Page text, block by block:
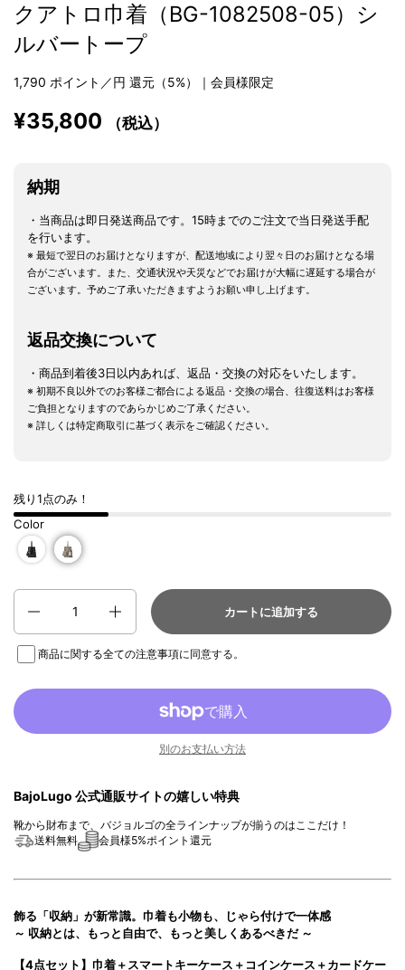
クアトロ巾着（BG-1082508-05）シ
ルバートープ
1,790 ポイント／円 還元（5%）｜会員様限定
¥35,800 （税込）
納期
・当商品は即日発送商品です。15時までのご注文で当日発送手配
を行います。
※ 最短で翌日のお届けとなりますが、配送地域により翌々日のお届けとなる場
合がございます。また、交通状況や天災などでお届けが大幅に遅延する場合が
ございます。予めご了承いただきますようお願い申し上げます。
返品交換について
・商品到着後3日以内あれば、返品・交換の対応をいたします。
※ 初期不良以外でのお客様ご都合による返品・交換の場合、往復送料はお客様
ご負担となりますのであらかじめご了承ください。
※ 詳しくは特定商取引に基づく表示をご確認ください。
残り1点のみ！
Color
カートに追加する
商品に関する全ての注意事項に同意する。
別のお支払い方法
BajoLugo 公式通販サイトの嬉しい特典
靴から財布まで、バジョルゴの全ラインナップが揃うのはここだけ！
送料無料
会員様5%ポイント還元
飾る「収納」が新常識。巾着も小物も、じゃら付けで一体感
～ 収納とは、もっと自由で、もっと美しくあるべきだ ～
【4点セット】巾着＋スマートキーケース＋コインケース＋カードケー